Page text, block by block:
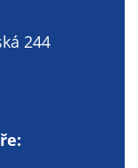
244
všech
které
s